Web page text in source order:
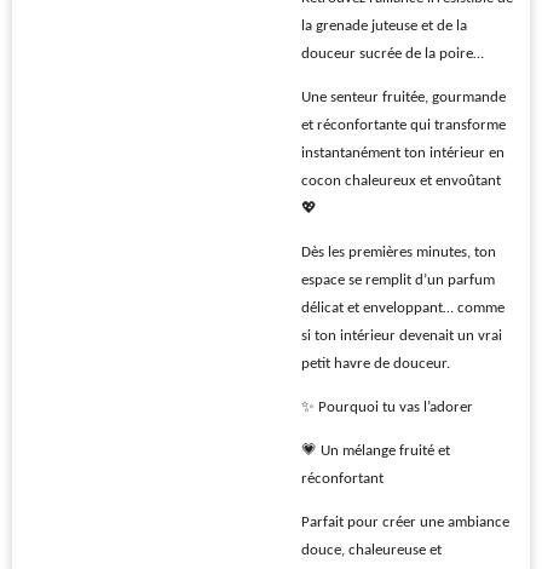
la grenade juteuse et de la
douceur sucrée de la poire…
Une senteur fruitée, gourmande
et réconfortante qui transforme
instantanément ton intérieur en
cocon chaleureux et envoûtant
💖
Dès les premières minutes, ton
espace se remplit d’un parfum
délicat et enveloppant… comme
si ton intérieur devenait un vrai
petit havre de douceur.
✨ Pourquoi tu vas l’adorer
💗 Un mélange fruité et
réconfortant
Parfait pour créer une ambiance
douce, chaleureuse et